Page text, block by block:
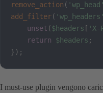
remove_action ( 'wp_head'
add_filter( 'wp_headers'
unset ($headers [ 'X-
return
$headers ;
} ) ;
I must-use plugin vengono